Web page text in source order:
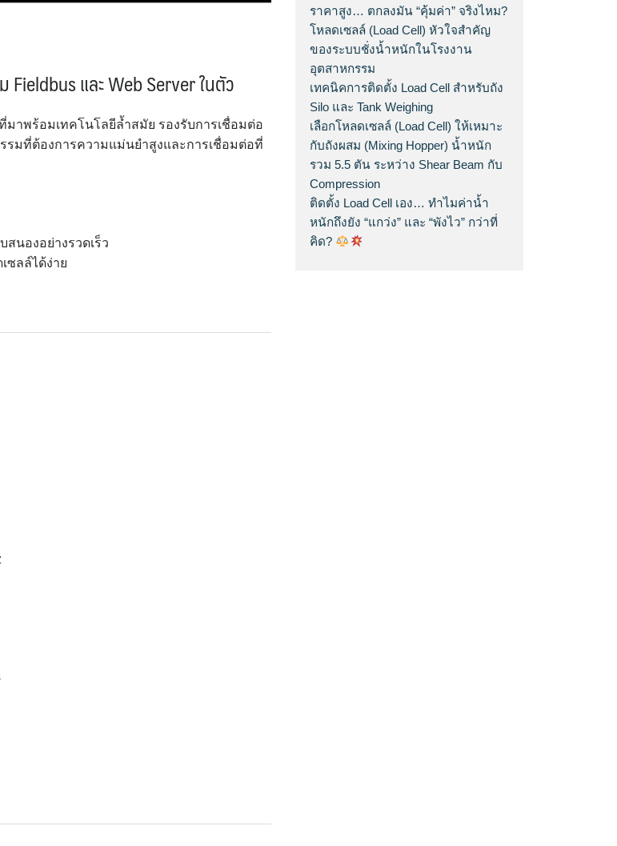
และ Web Server ในตัว
าพร้อมเทคโนโลยีล้ำสมัย รองรับการเชื่อมต่อ
รมที่ต้องการความแม่นยำสูงและการเชื่อมต่อที่
นองอย่างรวดเร็ว
ซลล์ได้ง่าย
ราคาสูง… ตกลงมัน “คุ้มค่า” จริงไหม?
โหลดเซลล์ (Load Cell) หัวใจสำคัญ
ของระบบชั่งน้ำหนักในโรงงาน
อุตสาหกรรม
เทคนิคการติดตั้ง Load Cell สำหรับถัง
Silo และ Tank Weighing
เลือกโหลดเซลล์ (Load Cell) ให้เหมาะ
กับถังผสม (Mixing Hopper) น้ำหนัก
รวม 5.5 ตัน ระหว่าง Shear Beam กับ
Compression
ติดตั้ง Load Cell เอง… ทำไมค่าน้ำ
หนักถึงยัง “แกว่ง” และ “พังไว” กว่าที่
คิด?